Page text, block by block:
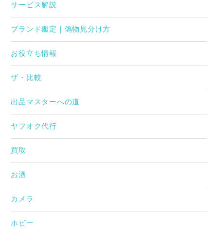
サービス解説
ブランド鑑定｜偽物見分け方
お役立ち情報
ザ・比較
出品マスターへの道
ヤフオク代行
買取
お酒
カメラ
ホビー